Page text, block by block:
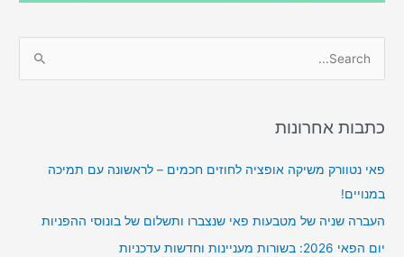
r
h
f
o
r
כתבות אחרונות
פאי נטוורק משיקה אופציה לחוזים חכמים – לראשונה עם תמיכה
במנויים!
העברה שניה של מטבעות פאי שנצברו ותשלום של בונוסי ההפניות
יום הפאי 2026: בשורות מעניינות וחדשות עדכניות